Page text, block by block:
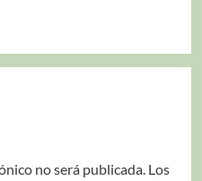
no será publicada. Los